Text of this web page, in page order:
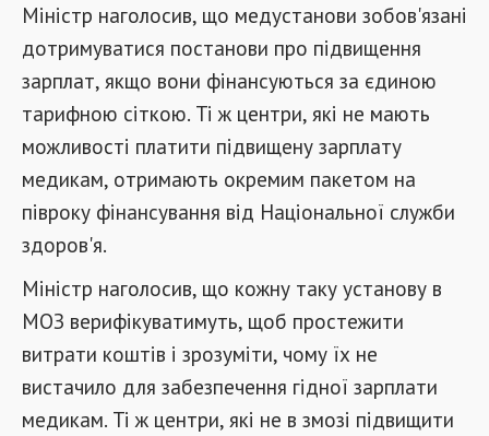
Міністр наголосив, що медустанови зобов'язані
дотримуватися постанови про підвищення
зарплат, якщо вони фінансуються за єдиною
тарифною сіткою. Ті ж центри, які не мають
можливості платити підвищену зарплату
медикам, отримають окремим пакетом на
півроку фінансування від Національної служби
здоров'я.
Міністр наголосив, що кожну таку установу в
МОЗ верифікуватимуть, щоб простежити
витрати коштів і зрозуміти, чому їх не
вистачило для забезпечення гідної зарплати
медикам. Ті ж центри, які не в змозі підвищити